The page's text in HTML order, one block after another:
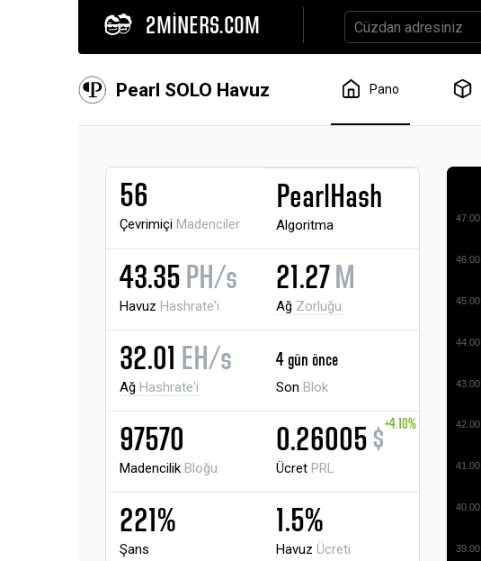
2MINERS.COM
Pearl SOLO Havuz Pano
56
Çevrimiçi Madenciler
PearlHash
Algoritma
43.35 PH/s
Havuz Hashrate'i
21.27M
Ağ Zorluğu
32.01 EH/s
Ağ Hashrate'i
4 gün önce
Son Blok
97570
Madencilik Bloğu
0.26005 $+4.10%
Ücret PRL
221%
Şans
1.5%
Havuz Ücreti 39.00
40.00
41.00
42.00
43.00
44.00
45.00
46.00
47.00